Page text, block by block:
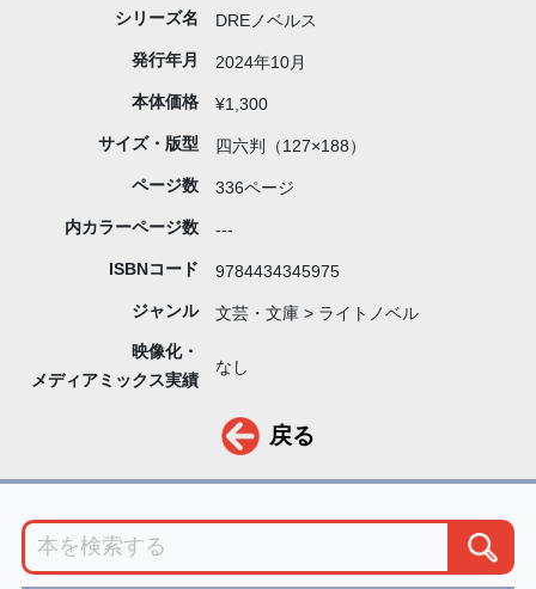
シリーズ名 DREノベルス
発行年月 2024年10月
本体価格 ¥1,300
サイズ・版型 四六判（127×188）
ページ数 336ページ
内カラーページ数 ---
ISBNコード 9784434345975
ジャンル 文芸・文庫 > ライトノベル
映像化・
メディアミックス実績
なし
戻る